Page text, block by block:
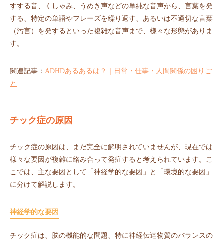
すする音、くしゃみ、うめき声などの単純な音声から、言葉を発
する、特定の単語やフレーズを繰り返す、あるいは不適切な言葉
（汚言）を発するといった複雑な音声まで、様々な形態がありま
す。
関連記事： ADHDあるあるは？｜日常・仕事・人間関係の困りご
と
チック症の原因
チック症の原因は、まだ完全に解明されていませんが、現在では
様々な要因が複雑に絡み合って発症すると考えられています。こ
こでは、主な要因として「神経学的な要因」と「環境的な要因」
に分けて解説します。
神経学的な要因
チック症は、脳の機能的な問題、特に神経伝達物質のバランスの